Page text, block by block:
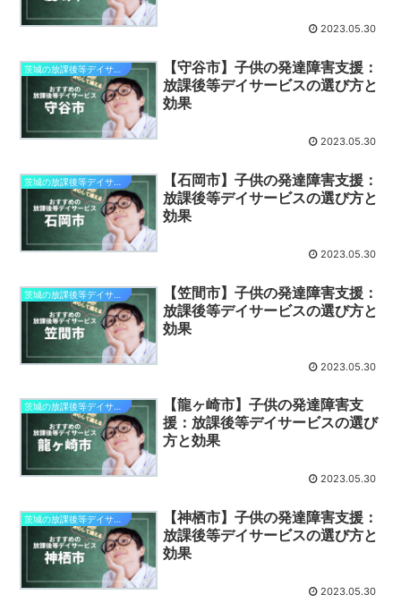
2023.05.30
【守谷市】子供の発達障害支援：
放課後等デイサービスの選び方と
効果
2023.05.30
【石岡市】子供の発達障害支援：
放課後等デイサービスの選び方と
効果
2023.05.30
【笠間市】子供の発達障害支援：
放課後等デイサービスの選び方と
効果
2023.05.30
茨城の放課後等デイサービス
【龍ヶ崎市】子供の発達障害支
援：放課後等デイサービスの選び
方と効果
2023.05.30
【神栖市】子供の発達障害支援：
放課後等デイサービスの選び方と
効果
2023.05.30